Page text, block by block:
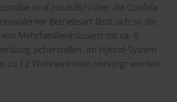
sind zusätzlich über die Confida
Betriebsart lässt sich so die
Mehrfamilienhäusern mit ca. 6
sicherstellen. Im Hybrid-System
zu 12 Wohneinheiten versorgt werden.